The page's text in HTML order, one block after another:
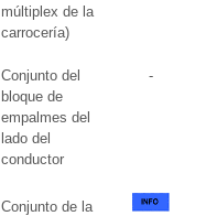
múltiplex de la
carrocería)
Conjunto del
bloque de
empalmes del
lado del
conductor
-
Conjunto de la